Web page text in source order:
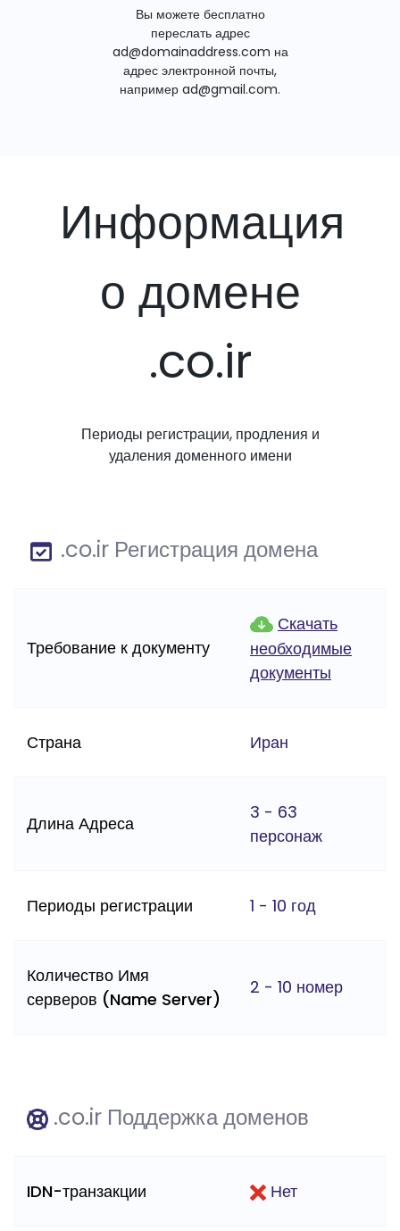
Вы можете бесплатно
переслать адрес
ad@domainaddress.com на
адрес электронной почты,
например ad@gmail.com.
Информация
о домене
.co.ir
Периоды регистрации, продления и
удаления доменного имени
.co.ir Регистрация домена
Требование к документу
Скачать
необходимые
документы
Страна Иран
Длина Адреса
3 - 63
персонаж
Периоды регистрации 1 - 10 год
Количество Имя
серверов (Name Server)
2 - 10 номер
.co.ir Поддержка доменов
IDN-транзакции Нет